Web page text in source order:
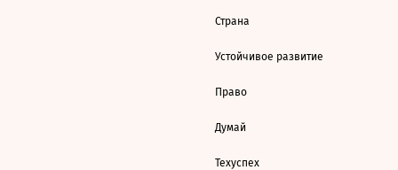
Страна
Устойчивое развитие
Право
Думай
Техуспех